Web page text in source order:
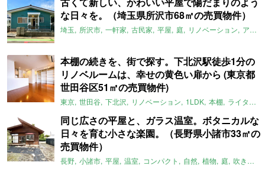
な日々を。（埼玉県所沢市68㎡の売買物件）
埼玉 所沢市 一軒家 古民家 平屋 庭 リノベーション アメリカンハウス
本棚の続きを、街で探す。下北沢駅徒歩1分の
リノベルームは、幸せの黄色い扉から (東京都
世田谷区51㎡の売買物件)
東京 世田谷 下北沢 リノベーション 1LDK 本棚 ライター：ほしりょうこ
同じ広さの平屋と、ガラス温室。ボタニカルな
日々を育む小さな楽園。（長野県小諸市33㎡の
売買物件）
長野 小諸市 平屋 温室 コンパクト 自然 植物 庭 吹き抜け